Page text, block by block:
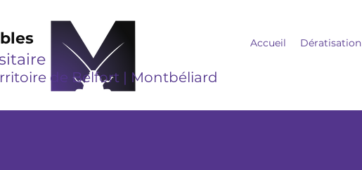
Accueil Dératisation
de Belfort | Montbéliard